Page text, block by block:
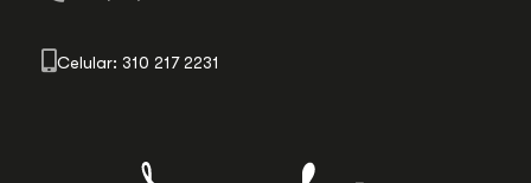
Celular: 310 217 2231